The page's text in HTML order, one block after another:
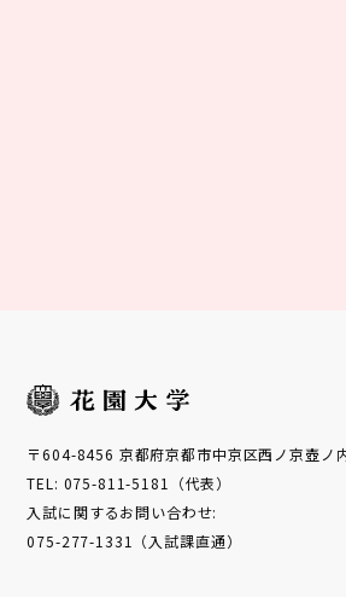
〒604-8456 京都府京都市中京区西ノ京壺ノ
TEL: 075-811-5181（代表）
入試に関するお問い合わせ:
075-277-1331（入試課直通）